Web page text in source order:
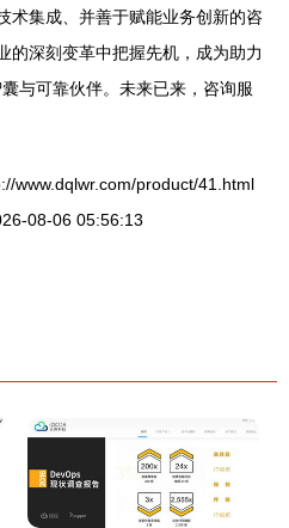
术集成、并善于赋能业务创新的咨
的深刻变革中把握先机，成为助力
与可靠伙伴。未来已来，咨询服
www.dqlwr.com/product/41.html
08-06 05:56:13